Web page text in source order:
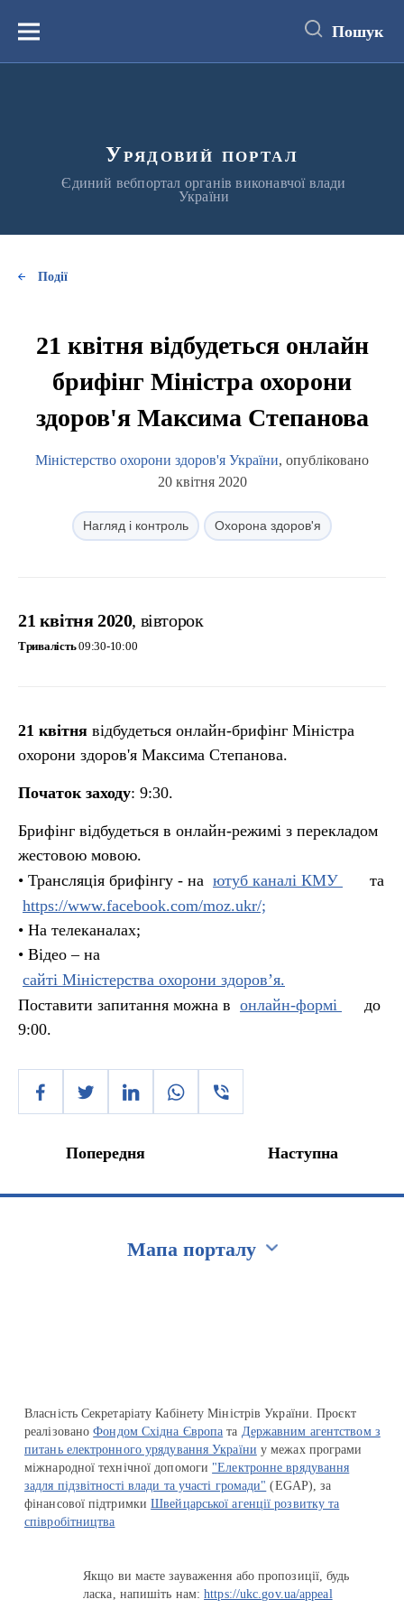
вмістуМеню Пошук
Урядовий портал
Єдиний вебпортал органів виконавчої влади
України
Події
21 квітня відбудеться онлайн
брифінг Міністра охорони
здоров'я Максима Степанова
Міністерство охорони здоров'я України, опубліковано
20 квітня 2020
Нагляд і контроль Охорона здоров'я
21 квітня 2020, вівторок
Тривалість09:30-10:00
21 квітня відбудеться онлайн-брифінг Міністра
охорони здоров'я Максима Степанова.
Початок заходу: 9:30.
Брифінг відбудеться в онлайн-режимі з перекладом
жестовою мовою.
• Трансляція брифінгу - на ютуб каналі КМУ
та
https://www.facebook.com/moz.ukr/;
• На телеканалах;
• Відео – на
сайті Міністерства охорони здоров’я.
Поставити запитання можна в онлайн-формі
до
9:00.
Попередня Наступна
Мапа порталу
Власність Секретаріату Кабінету Міністрів України. Проєкт
реалізованоФондом Східна Європа та Державним агентством з
питань електронного урядування України у межах програми
міжнародної технічної допомоги "Електронне врядування
задля підзвітності влади та участі громади" (EGAP), за
фінансової підтримкиШвейцарської агенції розвитку та
співробітництва
Якщо ви маєте зауваження або пропозиції, будь
ласка, напишіть нам:https://ukc.gov.ua/appeal